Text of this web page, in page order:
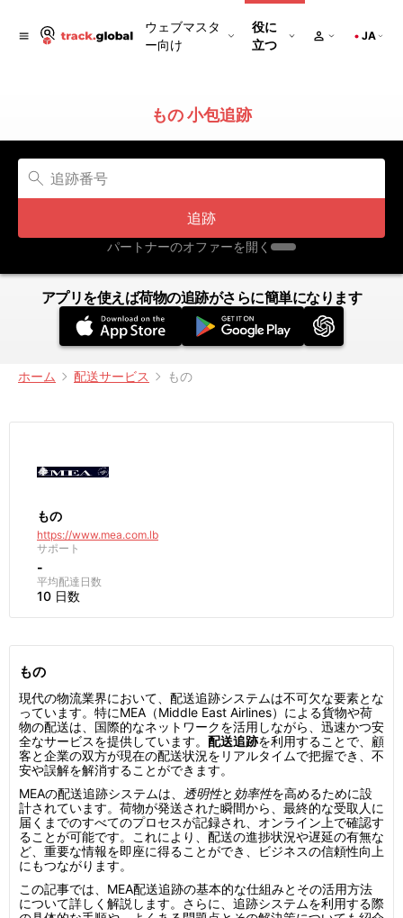
ウェブマスタ
ー向け
役に
立つ
JA
もの 小包追跡
追跡
パートナーのオファーを開く
アプリを使えば荷物の追跡がさらに簡単になります
ホーム 配送サービス もの
もの
https://www.mea.com.lb
サポート
-
平均配達日数
10 日数
もの
現代の物流業界において、配送追跡システムは不可欠な要素とな
っています。特にMEA（Middle East Airlines）による貨物や荷
物の配送は、国際的なネットワークを活用しながら、迅速かつ安
全なサービスを提供しています。 配送追跡を利用することで、顧
客と企業の双方が現在の配送状況をリアルタイムで把握でき、不
安や誤解を解消することができます。
MEAの配送追跡システムは、
透明性と 効率性を高めるために設
計されています。荷物が発送された瞬間から、最終的な受取人に
届くまでのすべてのプロセスが記録され、オンライン上で確認す
ることが可能です。これにより、配送の進捗状況や遅延の有無な
ど、重要な情報を即座に得ることができ、ビジネスの信頼性向上
にもつながります。
この記事では、MEA配送追跡の基本的な仕組みとその活用方法
について詳しく解説します。さらに、追跡システムを利用する際